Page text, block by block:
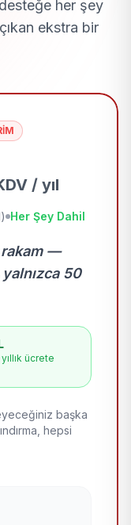
her şey
ekstra bir
/ yıl
Her Şey Dahil
—
50
ücrete
başka
hepsi